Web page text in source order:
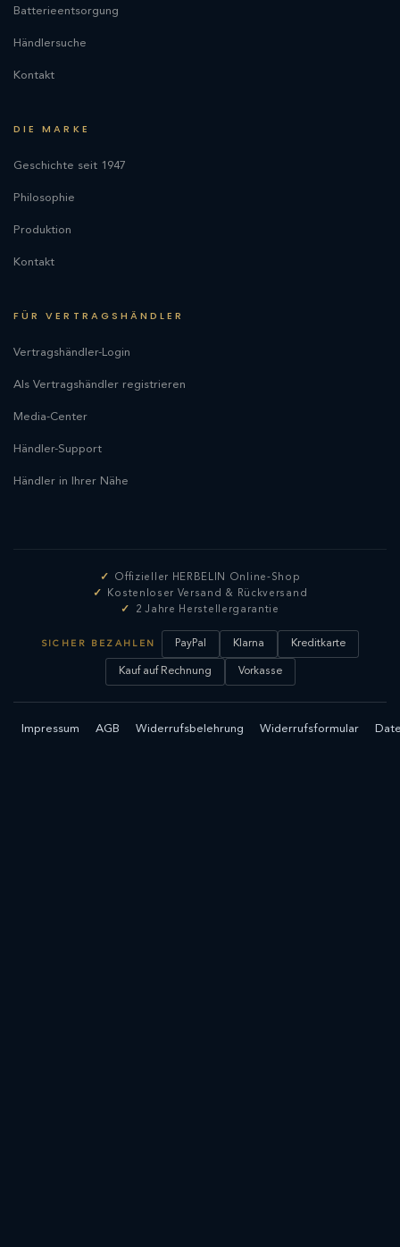
Batterieentsorgung
Händlersuche
Kontakt
DIE MARKE
Geschichte seit 1947
Philosophie
Produktion
Kontakt
FÜR VERTRAGSHÄNDLER
Vertragshändler-Login
Als Vertragshändler registrieren
Media-Center
Händler-Support
Händler in Ihrer Nähe
Offizieller HERBELIN Online-Shop
Kostenloser Versand & Rückversand
2 Jahre Herstellergarantie
SICHER BEZAHLEN PayPal Klarna Kreditkarte
Kauf auf Rechnung Vorkasse
Impressum AGB Widerrufsbelehrung Widerrufsformular